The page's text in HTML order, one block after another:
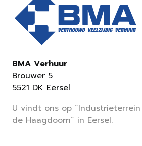
BMA Verhuur
Brouwer 5
5521 DK Eersel
U vindt ons op “Industrieterrein
de Haagdoorn” in Eersel.